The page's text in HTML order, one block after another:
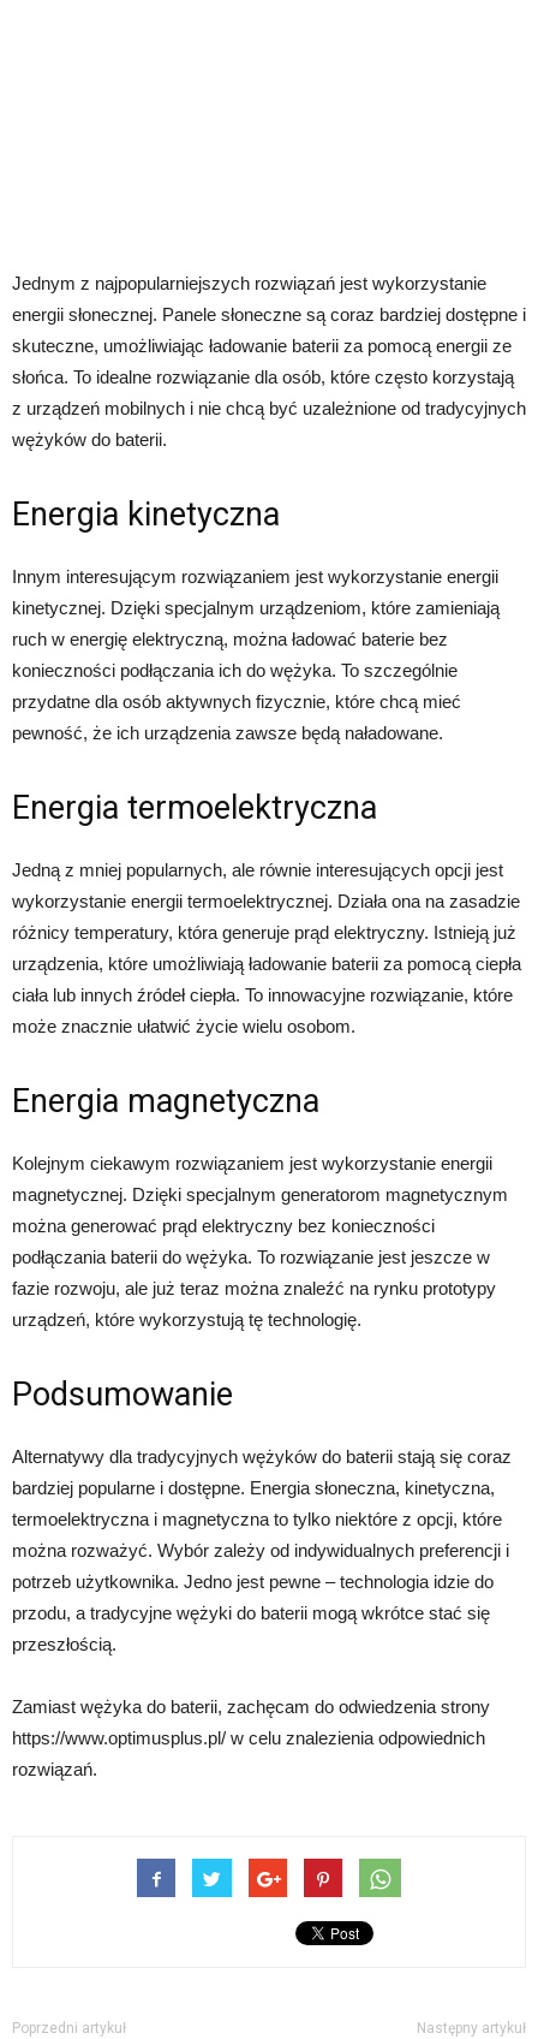
Jednym z najpopularniejszych rozwiązań jest wykorzystanie
energii słonecznej. Panele słoneczne są coraz bardziej dostępne i
skuteczne, umożliwiając ładowanie baterii za pomocą energii ze
słońca. To idealne rozwiązanie dla osób, które często korzystają
z urządzeń mobilnych i nie chcą być uzależnione od tradycyjnych
wężyków do baterii.
Energia kinetyczna
Innym interesującym rozwiązaniem jest wykorzystanie energii
kinetycznej. Dzięki specjalnym urządzeniom, które zamieniają
ruch w energię elektryczną, można ładować baterie bez
konieczności podłączania ich do wężyka. To szczególnie
przydatne dla osób aktywnych fizycznie, które chcą mieć
pewność, że ich urządzenia zawsze będą naładowane.
Energia termoelektryczna
Jedną z mniej popularnych, ale równie interesujących opcji jest
wykorzystanie energii termoelektrycznej. Działa ona na zasadzie
różnicy temperatury, która generuje prąd elektryczny. Istnieją już
urządzenia, które umożliwiają ładowanie baterii za pomocą ciepła
ciała lub innych źródeł ciepła. To innowacyjne rozwiązanie, które
może znacznie ułatwić życie wielu osobom.
Energia magnetyczna
Kolejnym ciekawym rozwiązaniem jest wykorzystanie energii
magnetycznej. Dzięki specjalnym generatorom magnetycznym
można generować prąd elektryczny bez konieczności
podłączania baterii do wężyka. To rozwiązanie jest jeszcze w
fazie rozwoju, ale już teraz można znaleźć na rynku prototypy
urządzeń, które wykorzystują tę technologię.
Podsumowanie
Alternatywy dla tradycyjnych wężyków do baterii stają się coraz
bardziej popularne i dostępne. Energia słoneczna, kinetyczna,
termoelektryczna i magnetyczna to tylko niektóre z opcji, które
można rozważyć. Wybór zależy od indywidualnych preferencji i
potrzeb użytkownika. Jedno jest pewne – technologia idzie do
przodu, a tradycyjne wężyki do baterii mogą wkrótce stać się
przeszłością.
Zamiast wężyka do baterii, zachęcam do odwiedzenia strony
https://www.optimusplus.pl/ w celu znalezienia odpowiednich
rozwiązań.
Poprzedni artykuł Następny artykuł